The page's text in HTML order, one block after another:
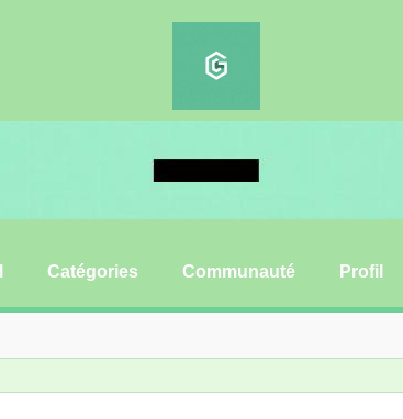
Catégories Communauté Profil